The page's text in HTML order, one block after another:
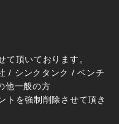
頂いております。
/ シンクタンク / ベンチ
他一般の方
トを強制削除させて頂き